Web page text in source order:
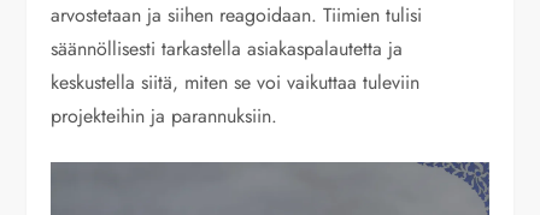
arvostetaan ja siihen reagoidaan. Tiimien tulisi
säännöllisesti tarkastella asiakaspalautetta ja
keskustella siitä, miten se voi vaikuttaa tuleviin
projekteihin ja parannuksiin.